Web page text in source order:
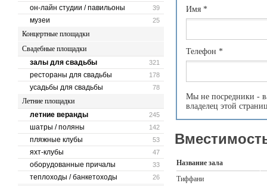
39
он-лайн студии / павильоны
25
музеи
Концертные площадки
Свадебные площадки
321
залы для свадьбы
178
рестораны для свадьбы
78
усадьбы для свадьбы
Летние площадки
245
летние веранды
142
шатры / поляны
53
пляжные клубы
47
яхт-клубы
33
оборудованные причалы
26
теплоходы / банкетоходы
Имя *
Телефон *
Мы не посредники -
владелец этой
Название зала
Тиффани